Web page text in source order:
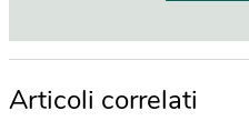
Articoli correlati